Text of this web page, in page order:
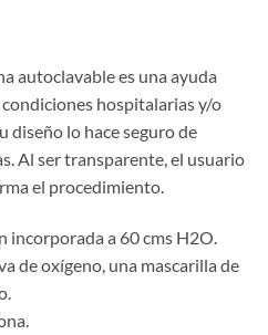
autoclavable es una ayuda
hospitalarias y/o
diseño lo hace seguro de
Al ser transparente, el usuario
el procedimiento.
incorporada a 60 cms H2O.
de oxígeno, una mascarilla de